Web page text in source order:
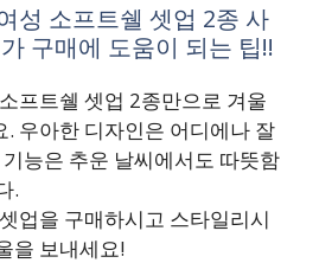
성 소프트쉘 셋업 2종 사
구매에 도움이 되는 팁!!
프트쉘 셋업 2종만으로 겨울
. 우아한 디자인은 어디에나 잘
능은 추운 날씨에서도 따뜻함
.
업을 구매하시고 스타일리시
을 보내세요!